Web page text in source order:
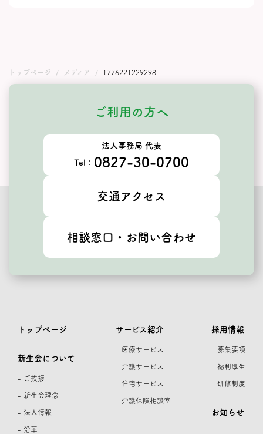
トップページ メディア 1776221229298
ご利用の方へ
法人事務局 代表
Tel： 0827-30-0700
交通アクセス
相談窓口・お問い合わせ
トップページ
新生会について
- ご挨拶
- 新生会理念
- 法人情報
- 沿革
サービス紹介
- 医療サービス
- 介護サービス
- 住宅サービス
- 介護保険相談室
採用情報
- 募集要項
- 福利厚生
- 研修制度
お知らせ